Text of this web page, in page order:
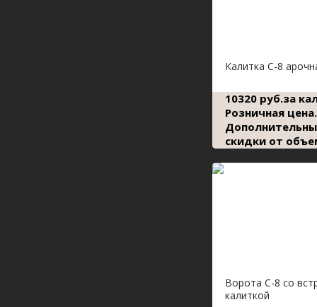
Калитка С-8
10320 руб.за
Розничная цена.
скидки от
Ворота С-8 со
калиткой